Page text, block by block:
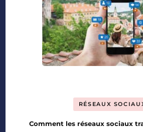
RÉSEAUX
Comment les réseaux sociaux